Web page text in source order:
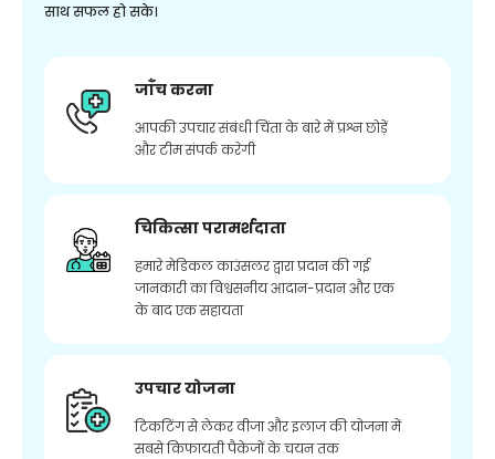
साथ सफल हो सके।
जाँच करना
आपकी उपचार संबंधी चिंता के बारे में प्रश्न छोड़ें
और टीम संपर्क करेगी
चिकित्सा परामर्शदाता
हमारे मेडिकल काउंसलर द्वारा प्रदान की गई
जानकारी का विश्वसनीय आदान-प्रदान और एक
के बाद एक सहायता
उपचार योजना
टिकटिंग से लेकर वीजा और इलाज की योजना में
सबसे किफायती पैकेजों के चयन तक